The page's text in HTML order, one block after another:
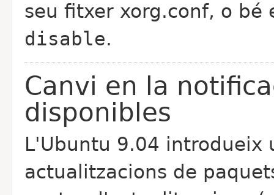
seu fitxer xorg.conf, o
disable.
Canvi en la
disponibles
L'Ubuntu 9.04 introdueix
actualitzacions de